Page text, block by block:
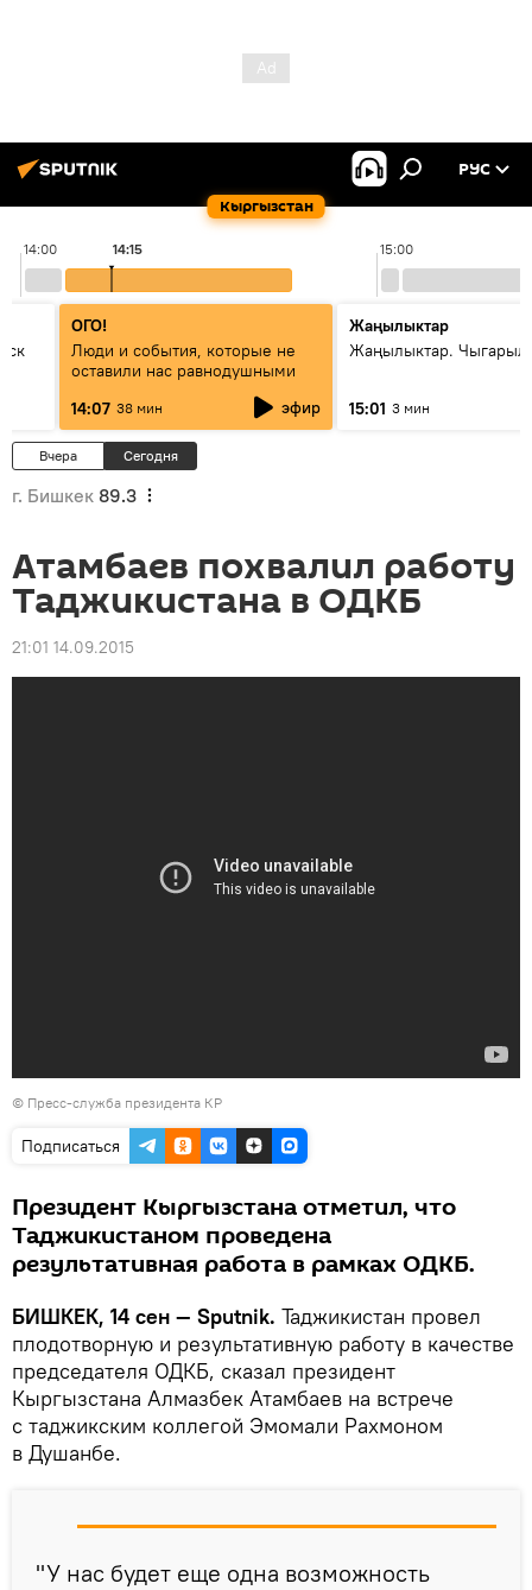
Кыргызстан
РУС
14:00 15:00
14:15
ОГО!
Люди и события, которые не
оставили нас равнодушными
14:07 38 мин эфир
Жаңылыктар
Жаңылыктар.
15:01 3 мин
Вчера Сегодня
г. Бишкек 89.3
Атамбаев похвалил работу
Таджикистана в ОДКБ
21:01 14.09.2015
© Пресс-служба президента КР
Подписаться
Президент Кыргызстана отметил, что
Таджикистаном проведена
результативная работа в рамках ОДКБ.
БИШКЕК, 14 сен — Sputnik. Таджикистан провел
плодотворную и результативную работу в качестве
председателя ОДКБ, сказал президент
Кыргызстана Алмазбек Атамбаев на встрече
с таджикским коллегой Эмомали Рахмоном
в Душанбе.
"У нас будет еще одна возможность